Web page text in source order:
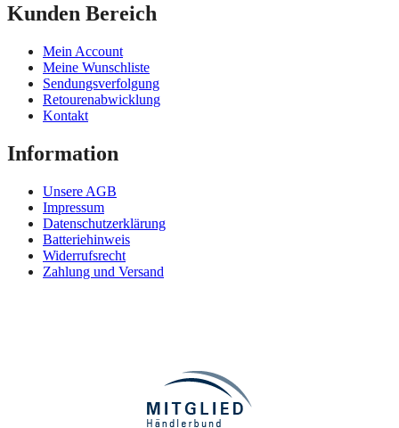
Kunden Bereich
Mein Account
Meine Wunschliste
Sendungsverfolgung
Retourenabwicklung
Kontakt
Information
Unsere AGB
Impressum
Datenschutzerklärung
Batteriehinweis
Widerrufsrecht
Zahlung und Versand